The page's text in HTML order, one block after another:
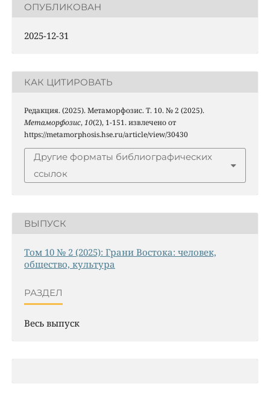
ОПУБЛИКОВАН
2025-12-31
КАК ЦИТИРОВАТЬ
Редакция. (2025). Метаморфозис. Т. 10. № 2 (2025).
Метаморфозис,10(2), 1-151. извлечено от
https://metamorphosis.hse.ru/article/view/30430
Другие форматы библиографических
ссылок
ВЫПУСК
Том 10 № 2 (2025): Грани Востока: человек,
общество, культура
РАЗДЕЛ
Весь выпуск